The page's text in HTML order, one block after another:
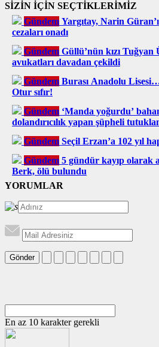
SİZİN İÇİN SEÇTİKLERİMİZ
Gündem Yargıtay, Narin
cezaları onadı
Gündem Güllü’nün kızı Tuğyan
avukatları davadan çekildi
Gündem Burası Anadolu
Otur sıfır!
Gündem ‘Manda yoğurdu’
dolandırıcılık yapan şüpheli
Gündem Seçil Erzan’a 102 yıl
Gündem 5 gündür kayıp olarak
Berk, ölü bulundu
YORUMLAR
Gönder
En az 10 karakter gerekli